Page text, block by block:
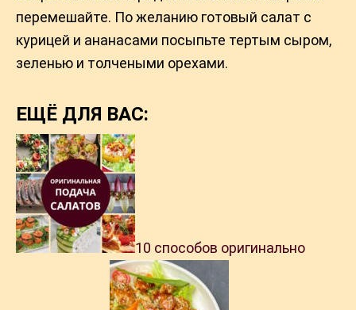
перемешайте. По желанию готовый салат с
курицей и ананасами посыпьте тертым сыром,
зеленью и толчеными орехами.
ЕЩЁ ДЛЯ ВАС:
10 способов оригинально